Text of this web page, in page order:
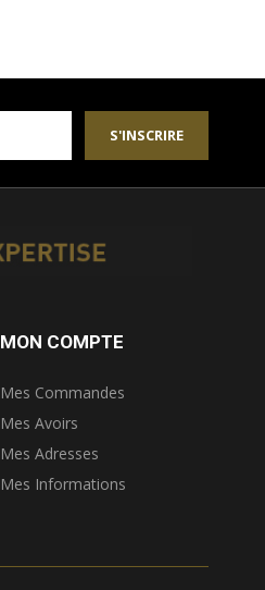
S'INSCRIRE
MON COMPTE
Mes Commandes
Mes Avoirs
Mes Adresses
Mes Informations